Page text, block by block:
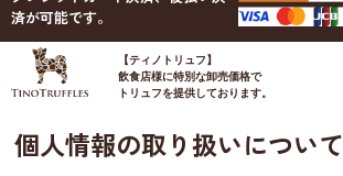
済が可能です。
【ティノトリュフ】
飲食店様に特別な卸売価格で
トリュフを提供しております。
個人情報の取り扱いについて